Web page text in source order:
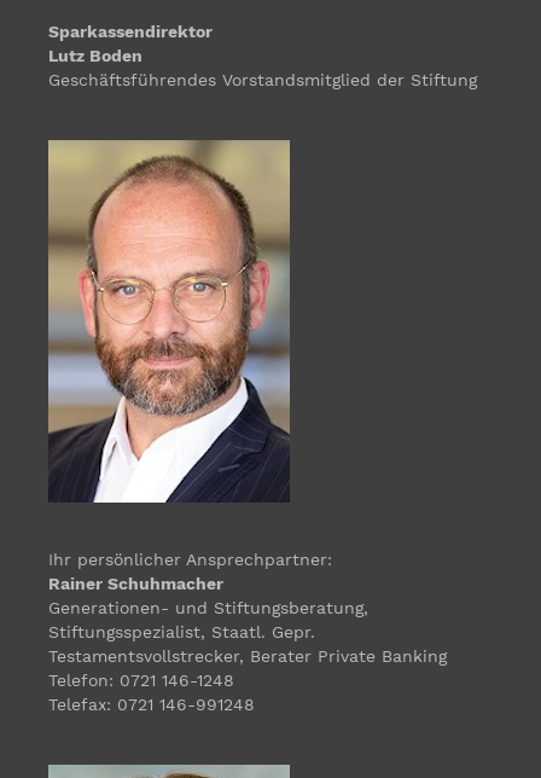
Sparkassendirektor
Lutz Boden
Geschäftsführendes Vorstandsmitglied der Stiftung
Ihr persönlicher Ansprechpartner:
Rainer Schuhmacher
Generationen- und Stiftungsberatung,
Stiftungsspezialist, Staatl. Gepr.
Testamentsvollstrecker, Berater Private Banking
Telefon: 0721 146-1248
Telefax: 0721 146-991248